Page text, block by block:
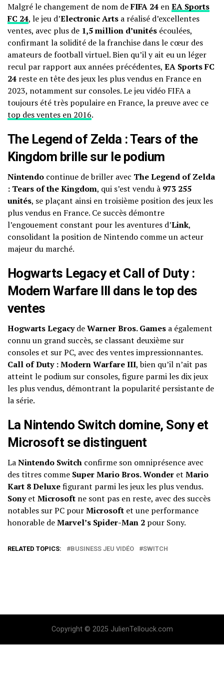
Malgré le changement de nom deFIFA 24 enEA Sports
FC 24, le jeu d’Electronic Arts a réalisé d’excellentes
ventes, avec plus de 1,5 million d’unités écoulées,
confirmant la solidité de la franchise dans le cœur des
amateurs de football virtuel. Bien qu’il y ait eu un léger
recul par rapport aux années précédentes, EA Sports FC
24 reste en tête des jeux les plus vendus en France en
2023, notamment sur consoles. Le jeu vidéo FIFA a
toujours été très populaire en France, la preuve avec ce
top des ventes en 2016.
The Legend of Zelda : Tears of the
Kingdom brille sur le podium
Nintendo continue de briller avec The Legend of Zelda
: Tears of the Kingdom, qui s’est vendu à 973 255
unités, se plaçant ainsi en troisième position des jeux les
plus vendus en France. Ce succès démontre
l’engouement constant pour les aventures d’Link,
consolidant la position de Nintendo comme un acteur
majeur du marché.
Hogwarts Legacy et Call of Duty :
Modern Warfare III dans le top des
ventes
Hogwarts LegacydeWarner Bros. Games a également
connu un grand succès, se classant deuxième sur
consoles et sur PC, avec des ventes impressionnantes.
Call of Duty : Modern Warfare III, bien qu’il n’ait pas
atteint le podium sur consoles, figure parmi les dix jeux
les plus vendus, démontrant la popularité persistante de
la série.
La Nintendo Switch domine, Sony et
Microsoft se distinguent
LaNintendo Switch confirme son omniprésence avec
des titres comme Super Mario Bros. Wonder et Mario
Kart 8 Deluxefigurant parmi les jeux les plus vendus.
Sonyet Microsoft ne sont pas en reste, avec des succès
notables sur PC pourMicrosoft et une performance
honorable deMarvel’s Spider-Man 2 pour Sony.
RELATED TOPICS: BUSINESS JEU VIDÉO SWITCH
Copyright © 2025 JulienTellouck.com